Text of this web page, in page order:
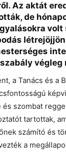
Az aktát
de
volt
végleg
a Tanács és a
szombat
tartottak,
számító és
a